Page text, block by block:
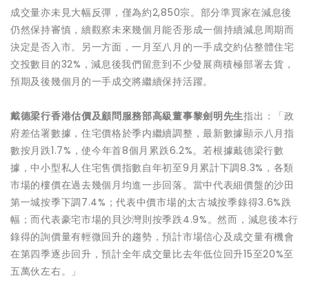
成交量亦未見大幅反彈，僅為約2,850宗。部分準買家在減息後
仍然保持審慎，續觀察未來幾個月能否形成一個持續減息周期而
決定是否入市。另一方面，一月至八月的一手成交約佔整體住宅
交投數目的32%，減息後我們留意到不少發展商積極部署去貨，
預期及後幾個月的一手成交將繼續保持活躍。
戴德梁行香港估價及顧問服務部高級董事黎劍明先生指出：「政
府差估署數據，住宅價格於季内繼續調整，最新數據顯示八月指
數按月跌1.7%，使今年首8個月累跌6.2%。若根據戴德梁行數
據，中小型私人住宅售價指數自年初至9月累計下調8.3%，各類
市場的樓價在過去幾個月均進一步回落。當中代表細價盤的沙田
第一城按季下調7.4%；代表中價市場的太古城按季錄得3.6%跌
幅；而代表豪宅市場的貝沙灣則按季跌4.9%。然而，減息後本行
錄得的詢價量有輕微回升的趨勢，預計市場信心及成交量有機會
在第四季逐步回升，預計全年成交量比去年低位回升15至20%至
五萬伙左右。」